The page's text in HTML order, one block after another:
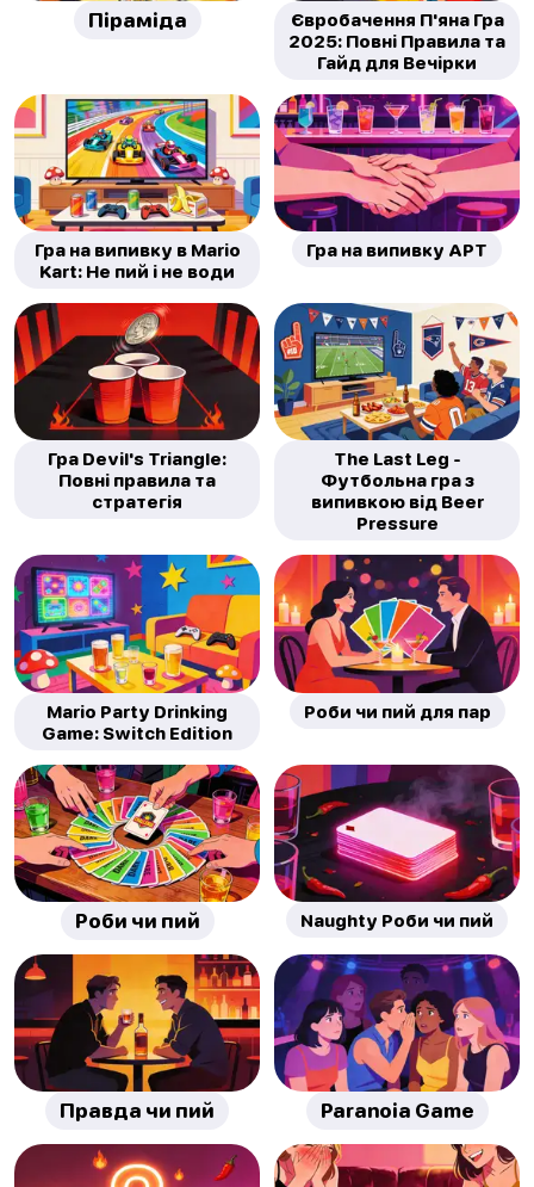
Піраміда
Євробачення П'яна Гра
2025: Повні Правила та
Гайд для Вечірки
Гра на випивку в Mario
Kart: Не пий і не води
Гра на випивку APT
Гра Devil's Triangle:
Повні правила та
стратегія
The Last Leg -
Футбольна гра з
випивкою від Beer
Pressure
Mario Party Drinking
Game: Switch Edition
Роби чи пий для пар
Роби чи пий Naughty Роби чи пий
Правда чи пий Paranoia Game